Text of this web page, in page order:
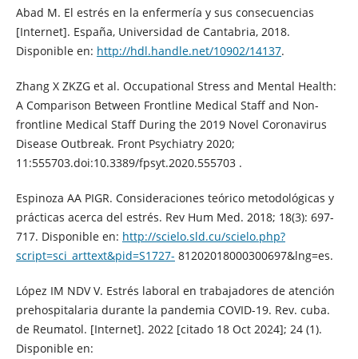
Abad M. El estrés en la enfermería y sus consecuencias
[Internet]. España, Universidad de Cantabria, 2018.
Disponible en: http://hdl.handle.net/10902/14137.
Zhang X ZKZG et al. Occupational Stress and Mental Health:
A Comparison Between Frontline Medical Staff and Non-
frontline Medical Staff During the 2019 Novel Coronavirus
Disease Outbreak. Front Psychiatry 2020;
11:555703.doi:10.3389/fpsyt.2020.555703 .
Espinoza AA PIGR. Consideraciones teórico metodológicas y
prácticas acerca del estrés. Rev Hum Med. 2018; 18(3): 697-
717. Disponible en: http://scielo.sld.cu/scielo.php?
script=sci_arttext&pid=S1727- 81202018000300697&lng=es.
López IM NDV V. Estrés laboral en trabajadores de atención
prehospitalaria durante la pandemia COVID-19. Rev. cuba.
de Reumatol. [Internet]. 2022 [citado 18 Oct 2024]; 24 (1).
Disponible en: